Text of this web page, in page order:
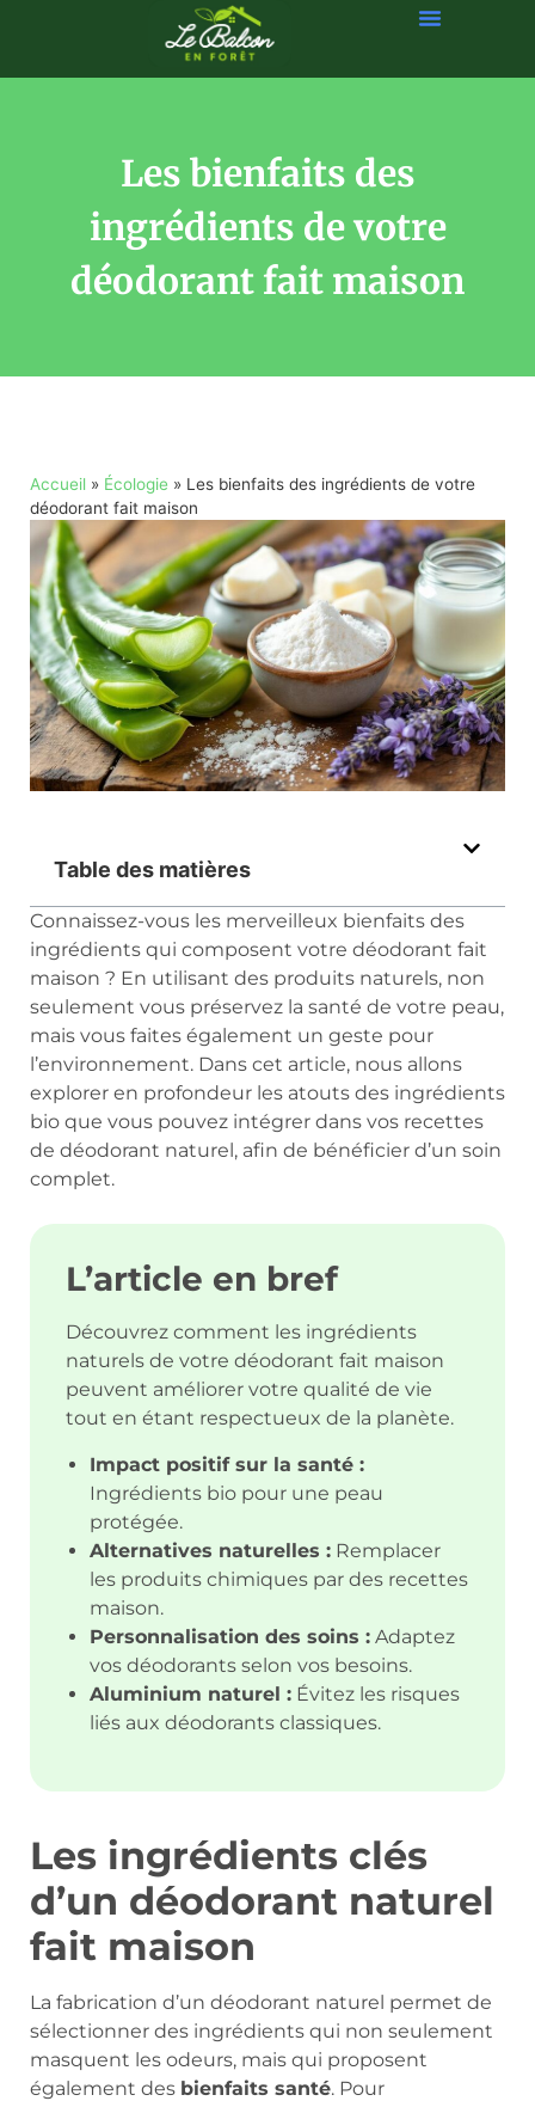
Les bienfaits des
ingrédients de votre
déodorant fait maison
Accueil » Écologie » Les bienfaits des ingrédients de votre
déodorant fait maison
Table des matières
Connaissez-vous les merveilleux bienfaits des
ingrédients qui composent votre déodorant fait
maison ? En utilisant des produits naturels, non
seulement vous préservez la santé de votre peau,
mais vous faites également un geste pour
l’environnement. Dans cet article, nous allons
explorer en profondeur les atouts des ingrédients
bio que vous pouvez intégrer dans vos recettes
de déodorant naturel, afin de bénéficier d’un soin
complet.
L’article en bref
Découvrez comment les ingrédients
naturels de votre déodorant fait maison
peuvent améliorer votre qualité de vie
tout en étant respectueux de la planète.
Impact positif sur la santé :
Ingrédients bio pour une peau
protégée.
Alternatives naturelles : Remplacer
les produits chimiques par des recettes
maison.
Personnalisation des soins : Adaptez
vos déodorants selon vos besoins.
Aluminium naturel : Évitez les risques
liés aux déodorants classiques.
Les ingrédients clés
d’un déodorant naturel
fait maison
La fabrication d’un déodorant naturel permet de
sélectionner des ingrédients qui non seulement
masquent les odeurs, mais qui proposent
également des bienfaits santé. Pour